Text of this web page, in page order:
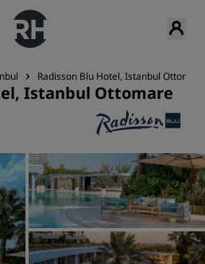
Radisson Blu Hotel, Istanbul Ottomare
Istanbul Ottomare